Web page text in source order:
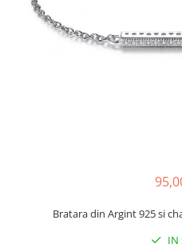
CERCEI
CEASURI DAMA
Bratara din Argint 925 si
IN